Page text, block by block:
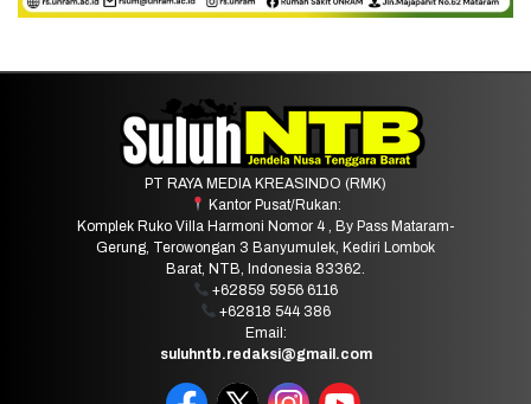
PT RAYA MEDIA KREASINDO (RMK)
Kantor Pusat/Rukan:
Komplek Ruko Villa Harmoni Nomor 4 , By Pass Mataram-
Gerung, Terowongan 3 Banyumulek, Kediri Lombok
Barat, NTB, Indonesia 83362.
+62859 5956 6116
+62818 544 386
Email:
suluhntb.redaksi@gmail.com